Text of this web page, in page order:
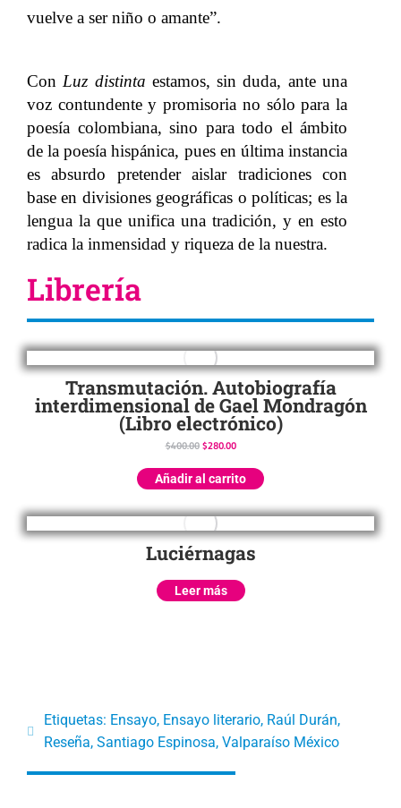
vuelve a ser niño o amante”.
Con Luz distinta estamos, sin duda, ante una
voz contundente y promisoria no sólo para la
poesía colombiana, sino para todo el ámbito
de la poesía hispánica, pues en última instancia
es absurdo pretender aislar tradiciones con
base en divisiones geográficas o políticas; es la
lengua la que unifica una tradición, y en esto
radica la inmensidad y riqueza de la nuestra.
Librería
Transmutación. Autobiografía
interdimensional de Gael Mondragón
(Libro electrónico)
$400.00 $280.00
Añadir al carrito
Luciérnagas
Leer más
Etiquetas: Ensayo, Ensayo literario, Raúl Durán,
Reseña, Santiago Espinosa, Valparaíso México